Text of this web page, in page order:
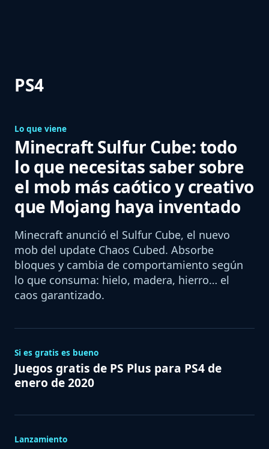
PS4
Lo que viene
Minecraft Sulfur Cube: todo
lo que necesitas saber sobre
el mob más caótico y creativo
que Mojang haya inventado
Minecraft anunció el Sulfur Cube, el nuevo
mob del update Chaos Cubed. Absorbe
bloques y cambia de comportamiento según
lo que consuma: hielo, madera, hierro… el
caos garantizado.
Si es gratis es bueno
Juegos gratis de PS Plus para PS4 de
enero de 2020
Lanzamiento